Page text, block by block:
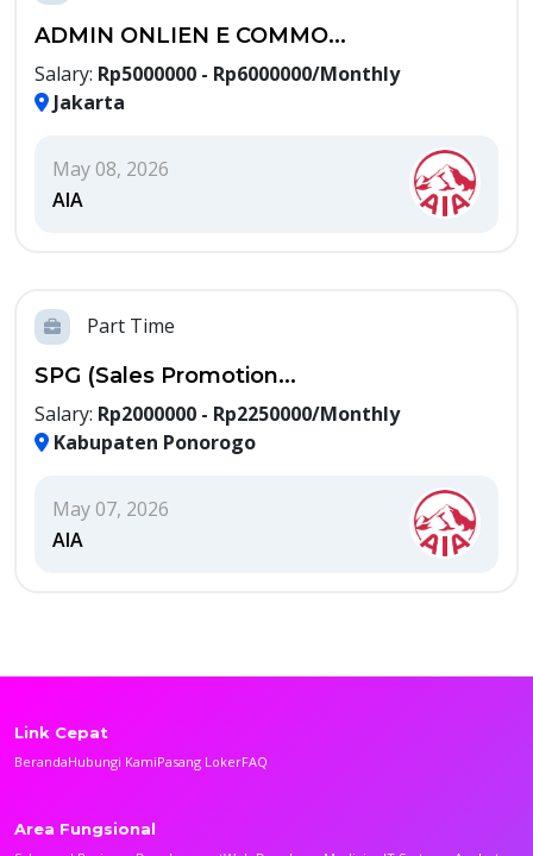
ADMIN ONLIEN E COMMO...
Salary: Rp5000000 - Rp6000000/Monthly
Jakarta
May 08, 2026
AIA
Part Time
SPG (Sales Promotion...
Salary: Rp2000000 - Rp2250000/Monthly
Kabupaten Ponorogo
May 07, 2026
AIA
Link Cepat
BerandaHubungi KamiPasang LokerFAQ
Area Fungsional